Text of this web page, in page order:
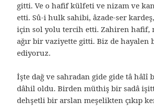
gitti. Ve o hafif külfeti ve nizam ve
etti. Sû-i hulk sahibi, âzade-ser
için sol yolu tercih etti. Zahiren hafif,
ağır bir vaziyette gitti. Biz de hayalen
ediyoruz.
İşte dağ ve sahradan gide gide tâ hâlî
dâhil oldu. Birden müthiş bir sadâ
dehşetli bir arslan meşelikten çıkıp